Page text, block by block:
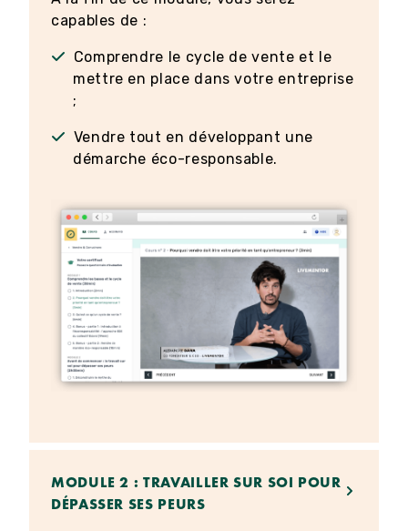
capables de :
Comprendre le cycle de vente et le
mettre en place dans votre entreprise
;
Vendre tout en développant une
démarche éco-responsable.
MODULE 2 : TRAVAILLER SUR SOI POUR
DÉPASSER SES PEURS